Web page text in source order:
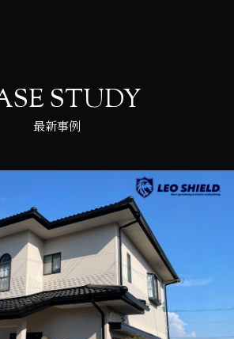
STUDY
最新事例